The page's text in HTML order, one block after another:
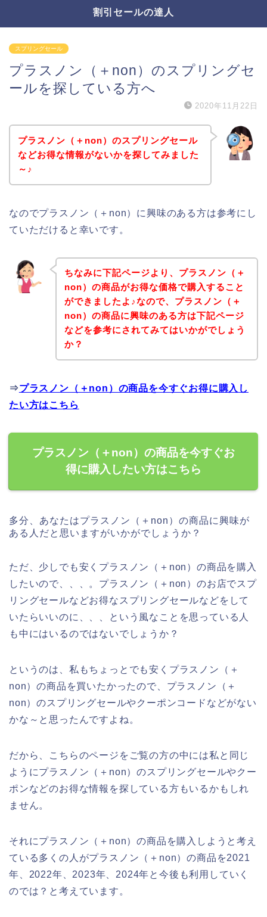
割引セールの達人
スプリングセール
プラスノン（＋non）のスプリングセ
ールを探している方へ
2020年11月22日
プラスノン（＋non）のスプリングセール
などお得な情報がないかを探してみました
～♪
なのでプラスノン（＋non）に興味のある方は参考にし
ていただけると幸いです。
ちなみに下記ページより、プラスノン（＋
non）の商品がお得な価格で購入すること
ができましたよ♪なので、プラスノン（＋
non）の商品に興味のある方は下記ページ
などを参考にされてみてはいかがでしょう
か？
⇒プラスノン（＋non）の商品を今すぐお得に購入し
たい方はこちら
プラスノン（＋non）の商品を今すぐお
得に購入したい方はこちら
多分、あなたはプラスノン（＋non）の商品に興味が
ある人だと思いますがいかがでしょうか？
ただ、少しでも安くプラスノン（＋non）の商品を購入
したいので、、、。プラスノン（＋non）のお店でスプ
リングセールなどお得なスプリングセールなどをして
いたらいいのに、、、という風なことを思っている人
も中にはいるのではないでしょうか？
というのは、私もちょっとでも安くプラスノン（＋
non）の商品を買いたかったので、プラスノン（＋
non）のスプリングセールやクーポンコードなどがない
かな～と思ったんですよね。
だから、こちらのページをご覧の方の中には私と同じ
ようにプラスノン（＋non）のスプリングセールやクー
ポンなどのお得な情報を探している方もいるかもしれ
ません。
それにプラスノン（＋non）の商品を購入しようと考え
ている多くの人がプラスノン（＋non）の商品を2021
年、2022年、2023年、2024年と今後も利用していく
のでは？と考えています。